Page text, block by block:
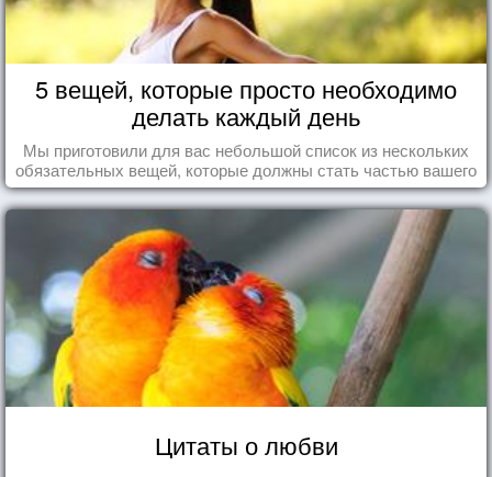
5 вещей, которые просто необходимо
делать каждый день
Мы приготовили для вас небольшой список из нескольких
обязательных вещей, которые должны стать частью вашего
дня.
Цитаты о любви